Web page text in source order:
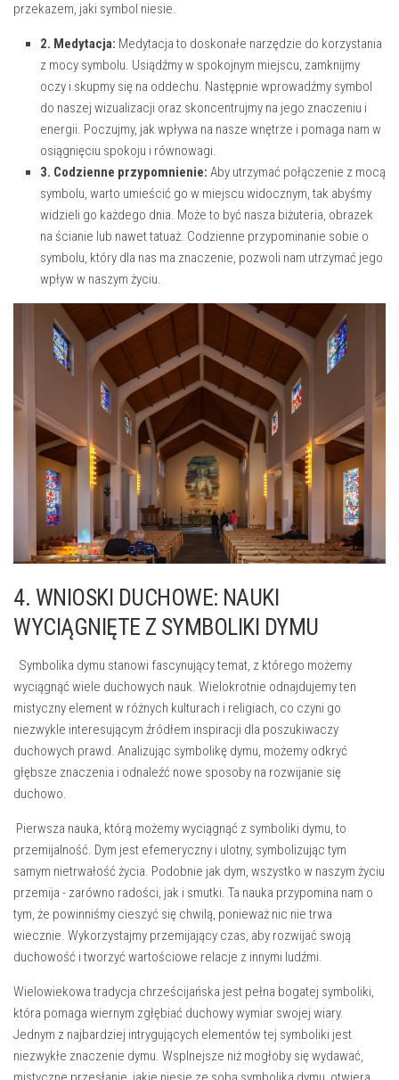
przekazem,⁢ jaki symbol niesie.
2. Medytacja: Medytacja to‌ doskonałe ​narzędzie do korzystania​
z mocy symbolu. ⁤Usiądźmy w ⁣spokojnym miejscu, zamknijmy‍
oczy‍ i skupmy się na​ oddechu. ‌Następnie wprowadźmy symbol
do naszej wizualizacji oraz skoncentrujmy na ⁤jego ⁤znaczeniu i
energii. Poczujmy,‍ jak wpływa na nasze wnętrze i pomaga ‌nam w
⁤osiągnięciu spokoju⁢ i równowagi.
3. Codzienne przypomnienie: Aby utrzymać połączenie z mocą‍
symbolu, ⁤warto umieścić go w ​miejscu widocznym, tak abyśmy
⁤widzieli go każdego dnia. Może to być nasza biżuteria, obrazek
na ścianie lub⁢ nawet tatuaż. Codzienne⁢ przypominanie⁤ sobie o
symbolu, który dla‍ nas ma znaczenie, pozwoli nam utrzymać jego​
wpływ‍ w naszym życiu.
4. WNIOSKI DUCHOWE: ⁣NAUKI
WYCIĄGNIĘTE Z⁢ SYMBOLIKI DYMU
⁣ ‌ Symbolika dymu​ stanowi fascynujący ​temat, z którego możemy
wyciągnąć wiele duchowych nauk. Wielokrotnie odnajdujemy⁣ ten
mistyczny ⁢element w ⁤różnych kulturach ‌i religiach, ​co czyni go
niezwykle interesującym źródłem inspiracji ⁤dla‌ poszukiwaczy
duchowych ‍prawd. Analizując symbolikę dymu, możemy odkryć
głębsze​ znaczenia i odnaleźć nowe sposoby na rozwijanie się‌
duchowo.
‌ Pierwsza ⁣nauka, którą możemy ⁢wyciągnąć ‌z symboliki dymu,‌ to​
przemijalność. Dym jest efemeryczny i⁣ ulotny, symbolizując tym
samym ‍nietrwałość życia. Podobnie jak dym, wszystko⁤ w⁢ naszym życiu
⁢przemija -​ zarówno radości, jak i‍ smutki. ⁤Ta nauka przypomina nam o
⁤tym, ⁢że​ powinniśmy cieszyć się chwilą, ponieważ⁢ nic nie trwa
⁤wiecznie. Wykorzystajmy przemijający czas, aby‌ rozwijać swoją
duchowość i ⁤tworzyć ⁤wartościowe⁢ relacje z innymi ludźmi.
Wielowiekowa tradycja ⁣chrześcijańska ‍jest‍ pełna⁢ bogatej‍ symboliki,
która pomaga wiernym zgłębiać duchowy wymiar swojej wiary.‍
Jednym z ‍najbardziej⁣ intrygujących elementów tej symboliki jest
‌niezwykłe ⁣znaczenie dymu. Wsplnejsze niż mogłoby się wydawać,